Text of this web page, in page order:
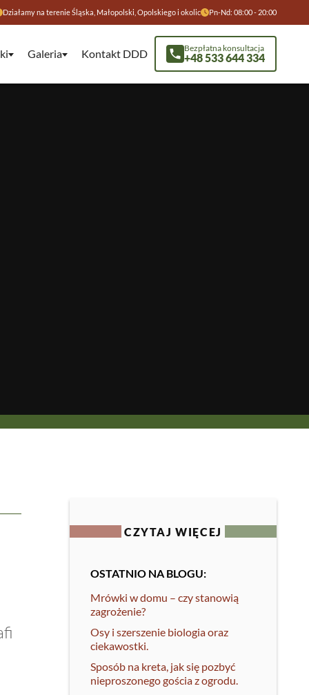
Działamy na terenie Śląska, Małopolski, Opolskiego i okolic Pn-Nd: 08:00 - 20:00
Galeria Kontakt DDD Bezpłatna konsultacja
+48 533 644 334
CZYTAJ WIĘCEJ
OSTATNIO NA BLOGU:
Mrówki w domu – czy stanowią
zagrożenie?
Osy i szerszenie biologia oraz
ciekawostki.
Sposób na kreta, jak się pozbyć
nieproszonego gościa z ogrodu.